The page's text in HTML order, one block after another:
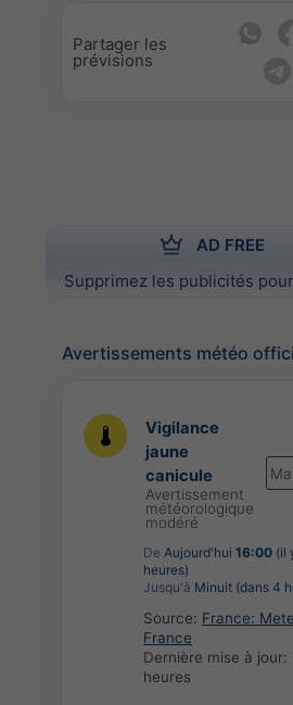
Partager les
prévisions
AD FREE
Supprimez les publicités
Avertissements météo
Vigilance
jaune
canicule
Avertissement
météorologique
modéré
De Aujourd'hui 16:00 (il
heures)
Jusqu'à Minuit (dans 4
Source: France:
France
Dernière mise à jour:
heures